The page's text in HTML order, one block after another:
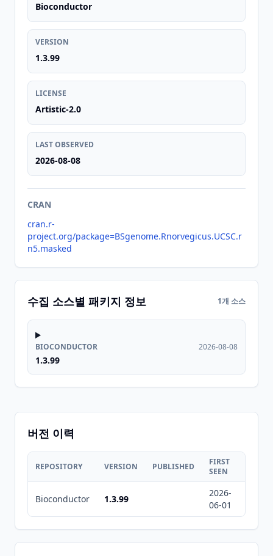
Bioconductor
VERSION
1.3.99
LICENSE
Artistic-2.0
LAST OBSERVED
2026-08-08
CRAN
cran.r-
project.org/package=BSgenome.Rnorvegicus.UCSC.r
n5.masked
수집 소스별 패키지 정보 1개 소스
BIOCONDUCTOR
1.3.99
2026-08-08
버전 이력
REPOSITORY VERSION PUBLISHED
FIRST
SEEN
Bioconductor 1.3.99
2026-
06-01